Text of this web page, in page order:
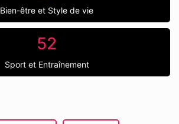
Bien-être et Style de vie
52
Sport et Entraînement